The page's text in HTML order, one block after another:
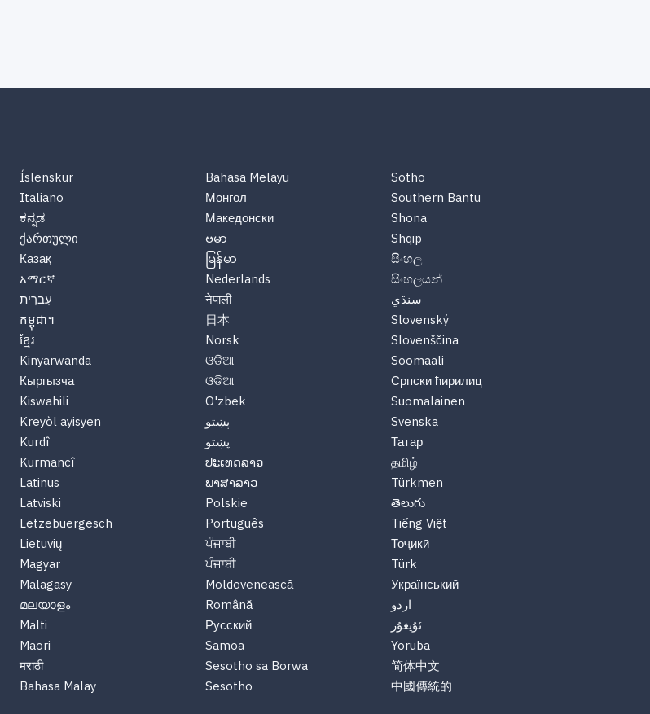
Íslenskur
Italiano
ಕನ್ನಡ
ქართული
Казақ
አማርኛ
עִברִית
កម្ពុជា។
ខ្មែរ
Kinyarwanda
Кыргызча
Kiswahili
Kreyòl ayisyen
Kurdî
Kurmancî
Latinus
Latviski
Lëtzebuergesch
Lietuvių
Magyar
Malagasy
മലയാളം
Malti
Maori
मराठी
Bahasa Malay
Bahasa Melayu
Монгол
Македонски
ဗမာ
မြန်မာ
Nederlands
नेपाली
日本
Norsk
ଓଡିଆ
ଓଡିଆ
O'zbek
پښتو
پښتو
ປະເທດລາວ
ພາສາລາວ
Polskie
Português
ਪੰਜਾਬੀ
ਪੰਜਾਬੀ
Moldovenească
Română
Русский
Samoa
Sesotho sa Borwa
Sesotho
Sotho
Southern Bantu
Shona
Shqip
සිංහල
සිංහලයන්
سنڌي
Slovenský
Slovenščina
Soomaali
Српски ћирилиц
Suomalainen
Svenska
Татар
தமிழ்
Türkmen
తెలుగు
Tiếng Việt
Тоҷикӣ
Türk
Український
اردو
ئۇيغۇر
Yoruba
简体中文
中國傳統的